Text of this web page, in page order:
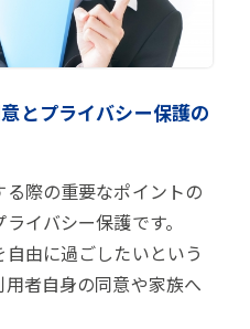
とプライバシー保護の
際の重要なポイントの
イバシー保護です。
由に過ごしたいという
者自身の同意や家族へ